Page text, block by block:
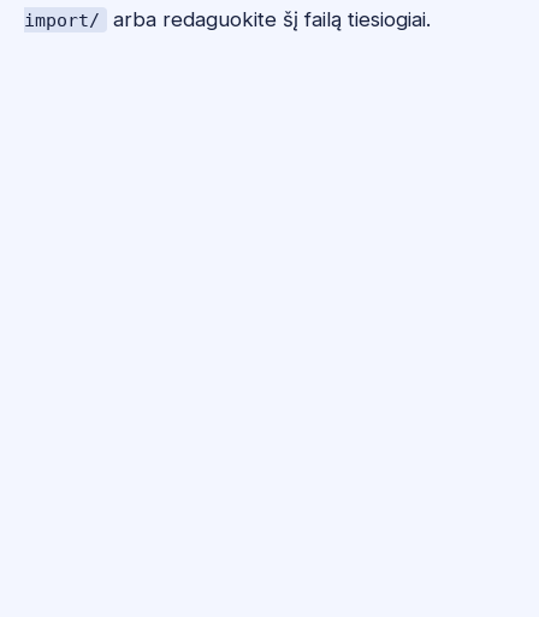
import/
arba redaguokite šį failą tiesiogiai.